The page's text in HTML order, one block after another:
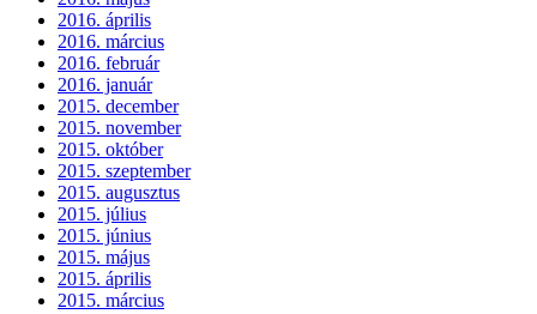
2016. április
2016. március
2016. február
2016. január
2015. december
2015. november
2015. október
2015. szeptember
2015. augusztus
2015. július
2015. június
2015. május
2015. április
2015. március